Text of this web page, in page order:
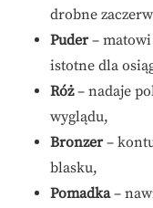
drobne
Puder– matowi
istotne dla
Róż– nadaje
wyglądu,
Bronzer–
blasku,
Pomadka–